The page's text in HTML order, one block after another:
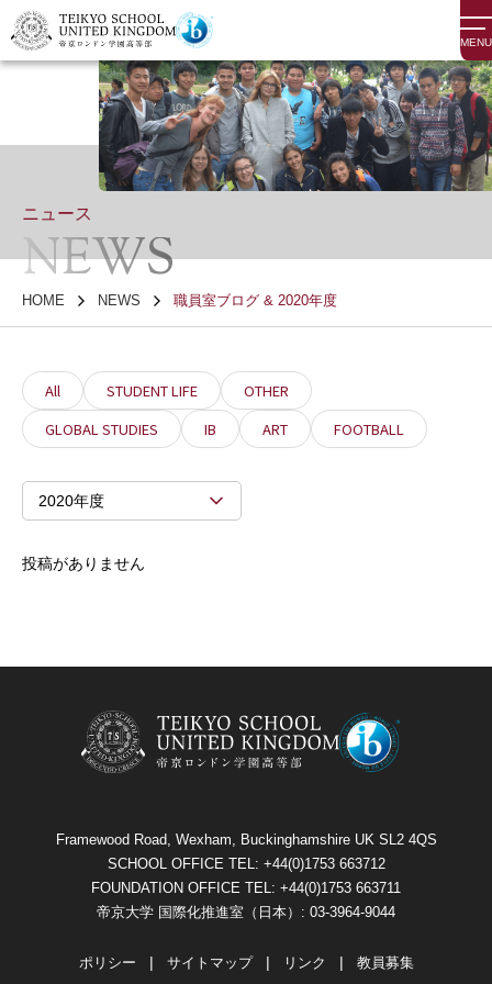
MENU
ニュース
NEWS
HOME NEWS 職員室ブログ & 2020年度
All STUDENT LIFE
OTHER
GLOBAL STUDIES
IB ART FOOTBALL
2020年度
投稿がありません
Framewood Road, Wexham, Buckinghamshire UK SL2 4QS
SCHOOL OFFICE TEL: +44(0)1753 663712
FOUNDATION OFFICE TEL: +44(0)1753 663711
帝京大学 国際化推進室（日本）: 03-3964-9044
ポリシー サイトマップ リンク 教員募集